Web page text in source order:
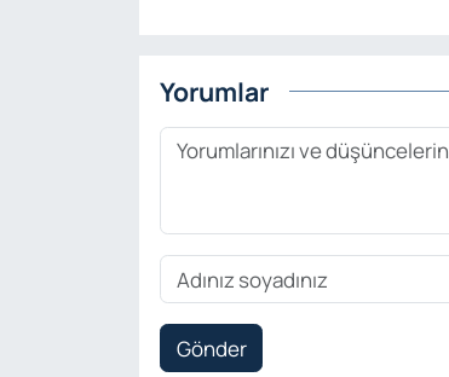
Yorumlar
Gönder